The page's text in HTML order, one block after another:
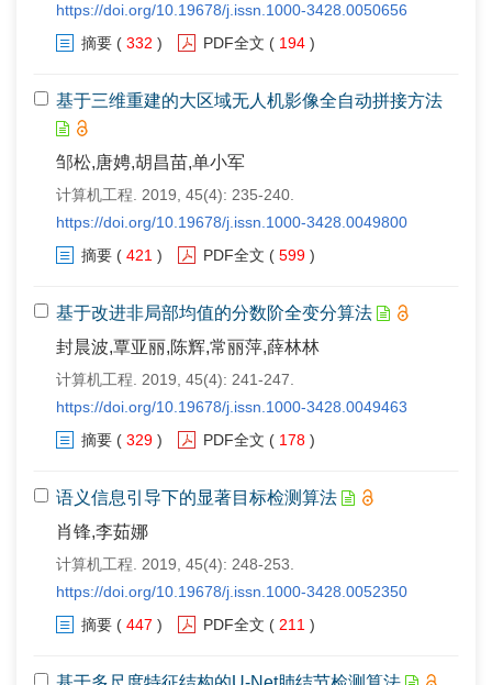
https://doi.org/10.19678/j.issn.1000-3428.0050656
摘要 ( 332 ) PDF全文 ( 194 )
基于三维重建的大区域无人机影像全自动拼接方法
邹松,唐娉,胡昌苗,单小军
计算机工程. 2019, 45(4): 235-240.
https://doi.org/10.19678/j.issn.1000-3428.0049800
摘要 ( 421 ) PDF全文 ( 599 )
基于改进非局部均值的分数阶全变分算法
封晨波,覃亚丽,陈辉,常丽萍,薛林林
计算机工程. 2019, 45(4): 241-247.
https://doi.org/10.19678/j.issn.1000-3428.0049463
摘要 ( 329 ) PDF全文 ( 178 )
语义信息引导下的显著目标检测算法
肖锋,李茹娜
计算机工程. 2019, 45(4): 248-253.
https://doi.org/10.19678/j.issn.1000-3428.0052350
摘要 ( 447 ) PDF全文 ( 211 )